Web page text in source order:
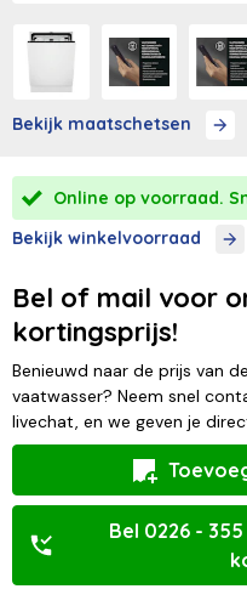
Bekijk maatschetsen
Online op voorraad.
Bekijk winkelvoorraad
Bel of mail voor
kortingsprijs!
Benieuwd naar de prijs van
vaatwasser? Neem snel
livechat, en we geven je
Bel 0226 -